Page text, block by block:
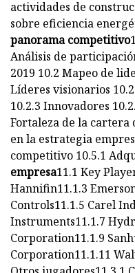
actividades de
sobre eficiencia
panorama competitivo
Análisis de
2019 10.2 Mapeo de
Líderes visionarios
10.2.3 Innovadores
Fortaleza de la cartera
en la estrategia
competitivo 10.5.1
empresa11.1 Key
Hannifin11.1.3
Controls11.1.5 Carel
Instruments11.1.7
Corporation11.1.9
Corporation11.1.11